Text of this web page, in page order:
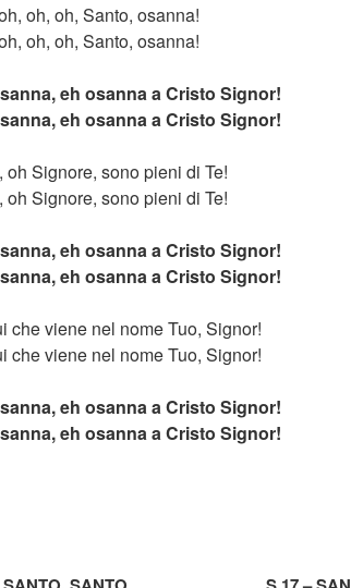
oh, oh, Santo, osanna!
oh, oh, Santo, osanna!
eh osanna a Cristo Signor!
eh osanna a Cristo Signor!
oh Signore, sono pieni di Te!
oh Signore, sono pieni di Te!
eh osanna a Cristo Signor!
eh osanna a Cristo Signor!
che viene nel nome Tuo, Signor!
che viene nel nome Tuo, Signor!
eh osanna a Cristo Signor!
eh osanna a Cristo Signor!